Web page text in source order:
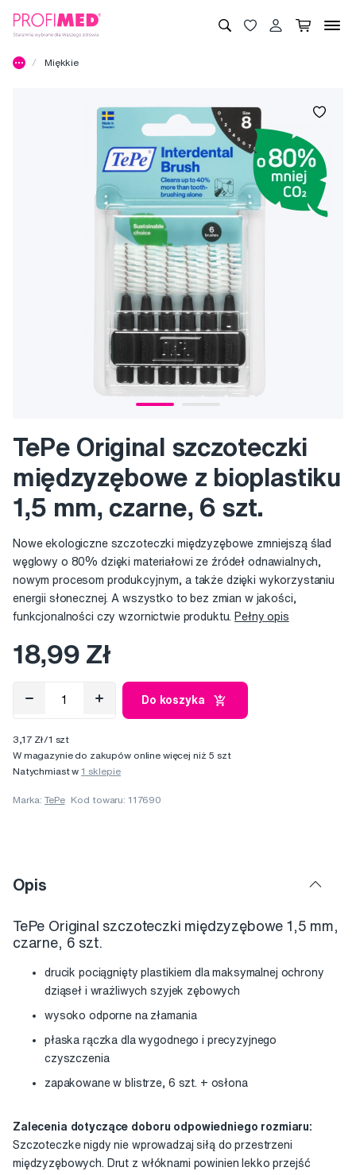
Miękkie
TePe Original szczoteczki
międzyzębowe z bioplastiku
1,5 mm, czarne, 6 szt.
Nowe ekologiczne szczoteczki międzyzębowe zmniejszą ślad
węglowy o 80% dzięki materiałowi ze źródeł odnawialnych,
nowym procesom produkcyjnym, a także dzięki wykorzystaniu
energii słonecznej. A wszystko to bez zmian w jakości,
funkcjonalności czy wzornictwie produktu. Pełny opis
18,99 Zł
Do koszyka
3,17 Zł/1 szt
W magazynie do zakupów online więcej niż 5 szt
Natychmiast w1 sklepie
Marka:TePe Kod towaru: 117690
Opis
TePe Original szczoteczki międzyzębowe 1,5 mm,
czarne, 6 szt.
drucik pociągnięty plastikiem dla maksymalnej ochrony
dziąseł i wrażliwych szyjek zębowych
wysoko odporne na złamania
płaska rączka dla wygodnego i precyzyjnego
czyszczenia
zapakowane w blistrze, 6 szt. + osłona
Zalecenia dotyczące doboru odpowiedniego rozmiaru:
Szczoteczke nigdy nie wprowadzaj siłą do przestrzeni
międzyzębowych. Drut z włóknami powinien lekko przejść